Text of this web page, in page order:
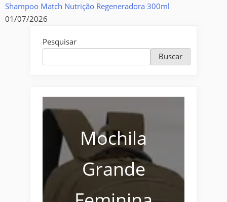
Shampoo Match Nutrição Regeneradora 300ml
01/07/2026
Pesquisar
Buscar
Mochila
Grande